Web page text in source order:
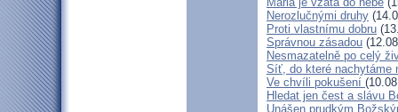
Nerozlučnými druhy
Proti vlastnímu dobru
Správnou zásadou
Nesmazatelně po celý
Síť, do které nachytáme
Ve chvíli pokušení
Hledat jen čest a slávu
Unášen prudkým